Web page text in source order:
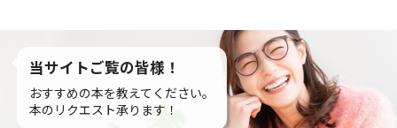
当サイトご覧の皆様！
おすすめの本を教えてください。
本のリクエスト承ります！